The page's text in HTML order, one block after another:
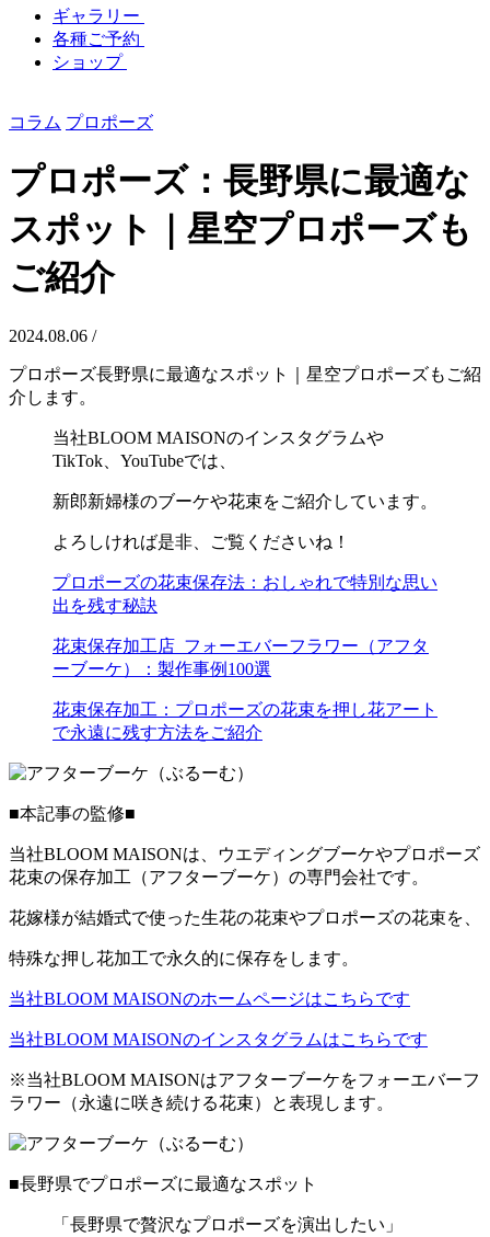
ギャラリー
各種ご予約
ショップ
コラム プロポーズ
プロポーズ：長野県に最適な
スポット｜星空プロポーズも
ご紹介
2024.08.06 /
プロポーズ長野県に最適なスポット｜星空プロポーズもご紹
介します。
当社BLOOM MAISONのインスタグラムや
TikTok、YouTubeでは、
新郎新婦様のブーケや花束をご紹介しています。
よろしければ是非、ご覧くださいね！
プロポーズの花束保存法：おしゃれで特別な思い
出を残す秘訣
花束保存加工店_フォーエバーフラワー（アフタ
ーブーケ）：製作事例100選
花束保存加工：プロポーズの花束を押し花アート
で永遠に残す方法をご紹介
■本記事の監修■
当社BLOOM MAISONは、ウエディングブーケやプロポーズ
花束の保存加工（アフターブーケ）の専門会社です。
花嫁様が結婚式で使った生花の花束やプロポーズの花束を、
特殊な押し花加工で永久的に保存をします。
当社BLOOM MAISONのホームページはこちらです
当社BLOOM MAISONのインスタグラムはこちらです
※当社BLOOM MAISONはアフターブーケをフォーエバーフ
ラワー（永遠に咲き続ける花束）と表現します。
■長野県でプロポーズに最適なスポット
「長野県で贅沢なプロポーズを演出したい」